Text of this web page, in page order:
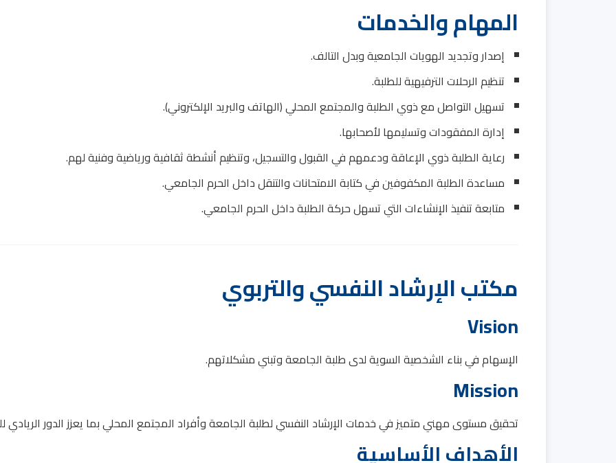
المهام والخدمات
إصدار وتجديد الهويات الجامعية وبدل التالف.
تنظيم الرحلات الترفيهية للطلبة.
تسهيل التواصل مع ذوي الطلبة والمجتمع المحلي (الهاتف والبريد الإلكتروني).
إدارة المفقودات وتسليمها لأصحابها.
رعاية الطلبة ذوي الإعاقة ودعمهم في القبول والتسجيل، وتنظيم أنشطة ثقافية ورياضية وفنية لهم.
مساعدة الطلبة المكفوفين في كتابة الامتحانات والتنقل داخل الحرم الجامعي.
متابعة تنفيذ الإنشاءات التي تسهل حركة الطلبة داخل الحرم الجامعي.
مكتب الإرشاد النفسي والتربوي
Vision
الإسهام في بناء الشخصية السوية لدى طلبة الجامعة وتبني مشكلاتهم.
Mission
تحقيق مستوى مهني متميز في خدمات الإرشاد النفسي لطلبة الجامعة وأفراد المجتمع المحلي بما يعزز الدور الريادي
الأهداف الأساسية